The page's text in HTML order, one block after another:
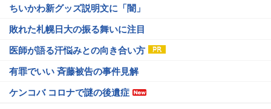
ちいかわ新グッズ説明文に「闇」
敗れた札幌日大の振る舞いに注目
医師が語る汗悩みとの向き合い方
有罪でいい 斉藤被告の事件見解
ケンコバ コロナで謎の後遺症